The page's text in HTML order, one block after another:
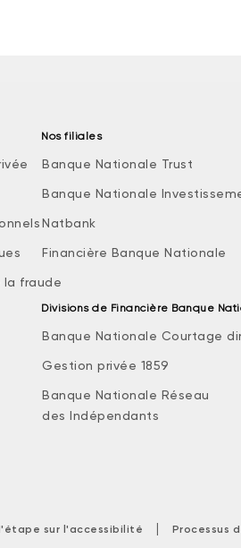
la fraude
Nos filiales
Banque Nationale Trust
Banque Nationale
Natbank
Financière Banque Nationale
Divisions de Financière Banque
Banque Nationale Courtage
Gestion privée 1859
Banque Nationale Réseau
des Indépendants
sur l'accessibilité | Processus